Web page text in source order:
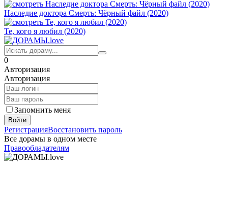
Наследие доктора Смерть: Чёрный файл (2020)
Те, кого я любил (2020)
0
Авторизация
Авторизация
Запомнить меня
Войти
РегистрацияВосстановить пароль
Все дорамы в одном месте
Правообладателям